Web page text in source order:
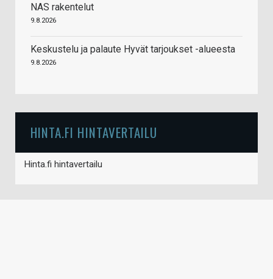
NAS rakentelut
9.8.2026
Keskustelu ja palaute Hyvät tarjoukset -alueesta
9.8.2026
HINTA.FI HINTAVERTAILU
Hinta.fi hintavertailu